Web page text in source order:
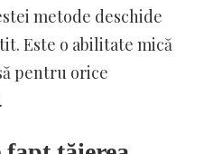
metode deschide
Este o abilitate mică
pentru orice